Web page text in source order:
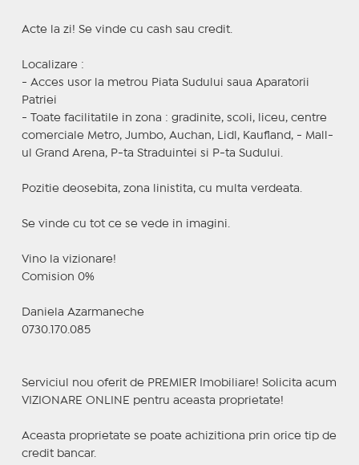
Acte la zi! Se vinde cu cash sau credit.
Localizare :
- Acces usor la metrou Piata Sudului saua Aparatorii
Patriei
- Toate facilitatile in zona : gradinite, scoli, liceu, centre
comerciale Metro, Jumbo, Auchan, Lidl, Kaufland, - Mall-
ul Grand Arena, P-ta Straduintei si P-ta Sudului.
Pozitie deosebita, zona linistita, cu multa verdeata.
Se vinde cu tot ce se vede in imagini.
Vino la vizionare!
Comision 0%
Daniela Azarmaneche
0730.170.085
Serviciul nou oferit de PREMIER Imobiliare! Solicita acum
VIZIONARE ONLINE pentru aceasta proprietate!
Aceasta proprietate se poate achizitiona prin orice tip de
credit bancar.